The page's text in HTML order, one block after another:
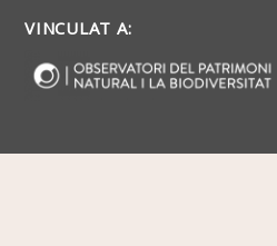
VINCULAT A: